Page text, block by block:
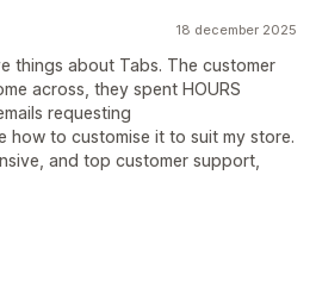
18 december 2025
things about Tabs. The customer
across, they spent HOURS
requesting
how to customise it to suit my store.
and top customer support,